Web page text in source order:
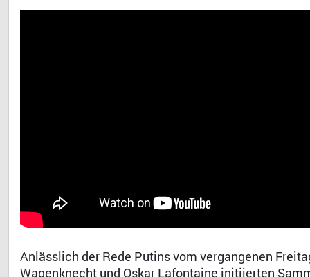
Anlässlich der Rede Putins vom vergangenen
Wagenknecht und Oskar Lafontaine initiierten